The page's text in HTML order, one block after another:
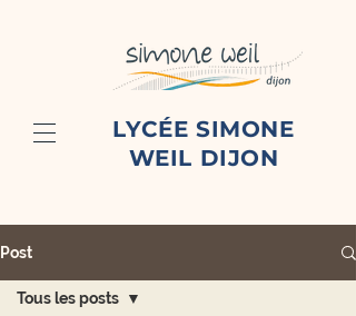
LYCÉE SIMONE
WEIL DIJON
Post
Tous les posts